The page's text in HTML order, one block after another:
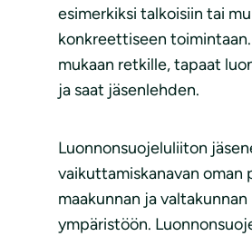
esimerkiksi talkoisiin tai
konkreettiseen
mukaan retkille, tapaat
ja saat jäsenlehden.
Luonnonsuojeluliiton
vaikuttamiskanavan oman
maakunnan ja
ympäristöön.